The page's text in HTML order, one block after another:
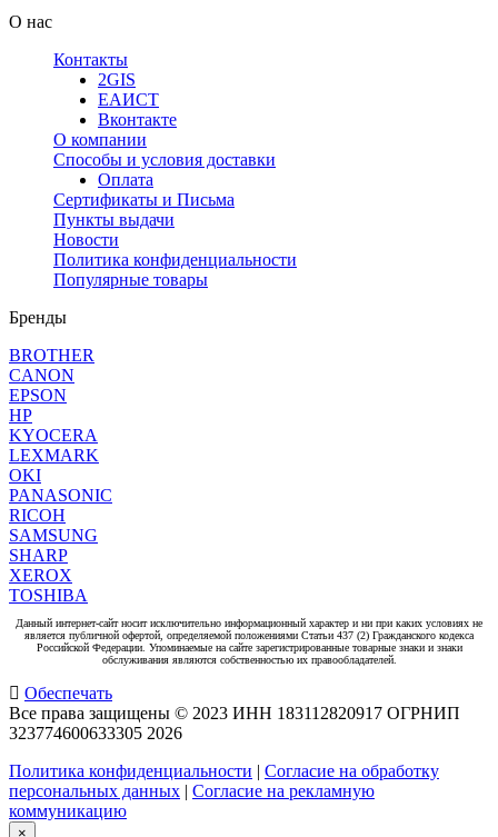
О нас
Контакты
2GIS
ЕАИСТ
Вконтакте
О компании
Способы и условия доставки
Оплата
Сертификаты и Письма
Пункты выдачи
Новости
Политика конфиденциальности
Популярные товары
Бренды
BROTHER
CANON
EPSON
HP
KYOCERA
LEXMARK
OKI
PANASONIC
RICOH
SAMSUNG
SHARP
XEROX
TOSHIBA
Данный интернет-сайт носит исключительно информационный характер и ни при каких условиях не
является публичной офертой, определяемой положениями Статьи 437 (2) Гражданского кодекса
Российской Федерации. Упоминаемые на сайте зарегистрированные товарные знаки и знаки
обслуживания являются собственностью их правообладателей.
Обеспечать
Все права защищены © 2023 ИНН 183112820917 ОГРНИП
323774600633305 2026
Политика конфиденциальности | Согласие на обработку
персональных данных | Согласие на рекламную
коммуникацию
×